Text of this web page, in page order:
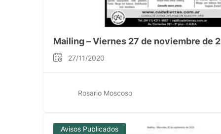
Mailing – Viernes 27 de noviembre de
27/11/2020
Rosario Moscoso
Avisos Publicados